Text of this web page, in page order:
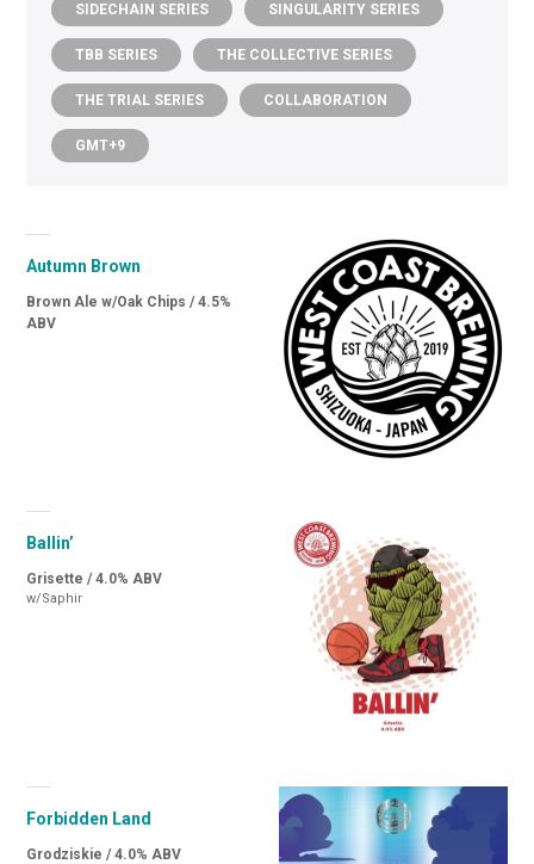
SIDECHAIN SERIES SINGULARITY SERIES
TBB SERIES THE COLLECTIVE SERIES
THE TRIAL SERIES COLLABORATION
GMT+9
Autumn Brown
Brown Ale w/Oak Chips / 4.5%
ABV
Ballin’
Grisette / 4.0% ABV
w/Saphir
Forbidden Land
Grodziskie / 4.0% ABV